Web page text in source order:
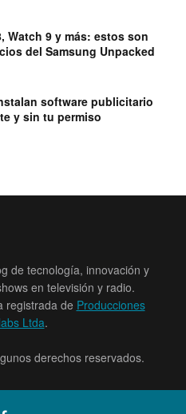
Watch 9 y más: estos son
del Samsung Unpacked
software publicitario
y sin tu permiso
de tecnología, innovación y
en televisión y radio.
registrada de Producciones
Ltda.
derechos reservados.